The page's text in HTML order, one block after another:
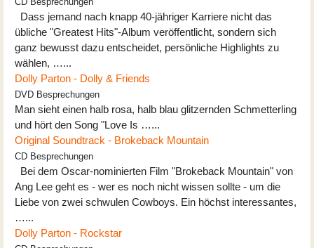
CD Besprechungen
Dass jemand nach knapp 40-jähriger Karriere nicht das
übliche "Greatest Hits"-Album veröffentlicht, sondern sich
ganz bewusst dazu entscheidet, persönliche Highlights zu
wählen, …...
Dolly Parton - Dolly & Friends
DVD Besprechungen
Man sieht einen halb rosa, halb blau glitzernden Schmetterling
und hört den Song "Love Is …...
Original Soundtrack - Brokeback Mountain
CD Besprechungen
Bei dem Oscar-nominierten Film "Brokeback Mountain" von
Ang Lee geht es - wer es noch nicht wissen sollte - um die
Liebe von zwei schwulen Cowboys. Ein höchst interessantes,
…...
Dolly Parton - Rockstar